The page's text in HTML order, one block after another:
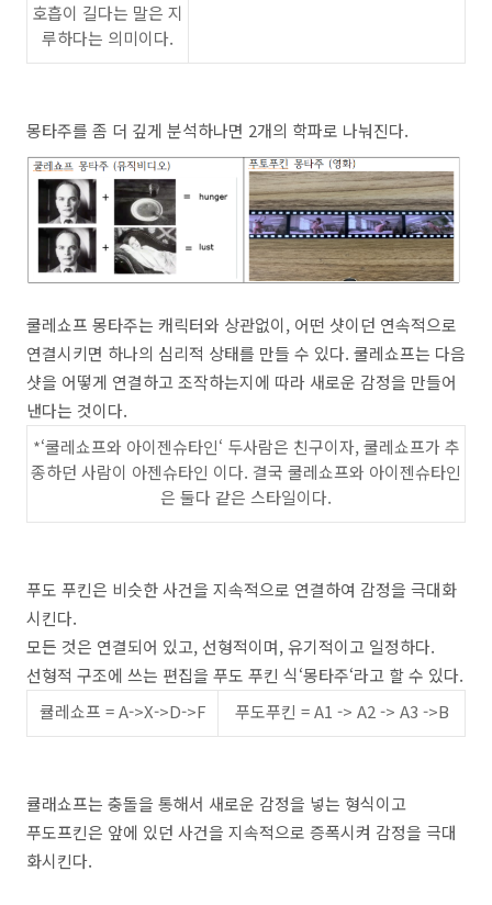
호흡이 길다는 말은 지
루하다는 의미이다.
몽타주를 좀 더 깊게 분석하나면 2개의 학파로 나눠진다.
쿨레쇼프 몽타주는 캐릭터와 상관없이, 어떤 샷이던 연속적으로
연결시키면 하나의 심리적 상태를 만들 수 있다. 쿨레쇼프는 다음
샷을 어떻게 연결하고 조작하는지에 따라 새로운 감정을 만들어
낸다는 것이다.
*‘쿨레쇼프와 아이젠슈타인‘ 두사람은 친구이자, 쿨레쇼프가 추
종하던 사람이 아젠슈타인 이다. 결국 쿨레쇼프와 아이젠슈타인
은 둘다 같은 스타일이다.
푸도 푸킨은 비슷한 사건을 지속적으로 연결하여 감정을 극대화
시킨다.
모든 것은 연결되어 있고, 선형적이며,유기적이고 일정하다.
선형적 구조에 쓰는 편집을 푸도 푸킨 식‘몽타주‘라고 할 수 있다.
큘레쇼프 = A->X->D->F 푸도푸킨 = A1 -> A2 -> A3 ->B
큘래쇼프는 충돌을 통해서 새로운 감정을 넣는 형식이고
푸도프킨은 앞에 있던 사건을 지속적으로 증폭시켜 감정을 극대
화시킨다.